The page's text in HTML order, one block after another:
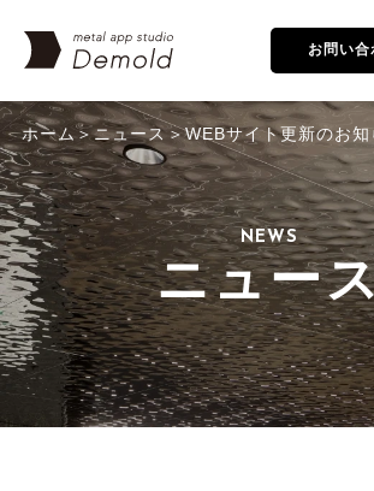
お問い合
ホーム ニュース WEBサイト更新のお
NEWS
ニュー